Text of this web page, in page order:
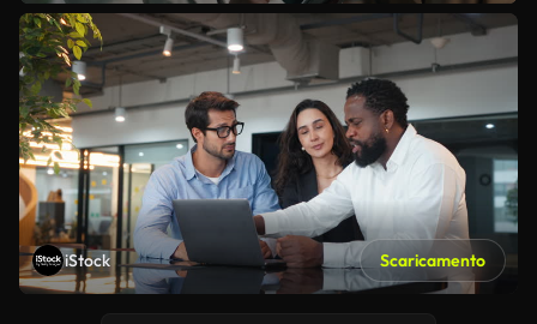
iStock Scaricamento